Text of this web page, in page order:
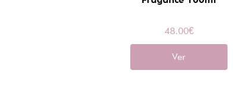
48.00€
Ver